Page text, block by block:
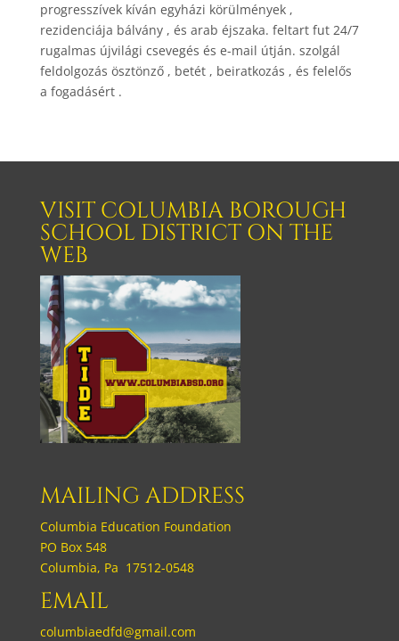
progresszívek kíván egyházi körülmények ,
rezidenciája bálvány , és arab éjszaka. feltart fut 24/7
rugalmas újvilági csevegés és e-mail útján. szolgál
feldolgozás ösztönző , betét , beiratkozás , és felelős
a fogadásért .
VISIT COLUMBIA BOROUGH
SCHOOL DISTRICT ON THE
WEB
MAILING ADDRESS
Columbia Education Foundation
PO Box 548
Columbia, Pa 17512-0548
EMAIL
columbiaedfd@gmail.com